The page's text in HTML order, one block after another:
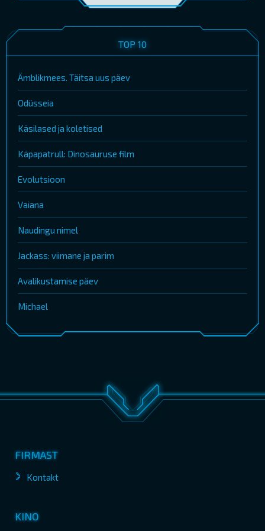
TOP 10
Ämblikmees. Täitsa uus päev
Odüsseia
Käsilased ja koletised
Käpapatrull: Dinosauruse film
Evolutsioon
Vaiana
Naudingu nimel
Jackass: viimane ja parim
Avalikustamise päev
Michael
FIRMAST
Kontakt
KINO